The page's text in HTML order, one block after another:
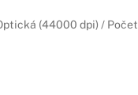
(44000 dpi) / Počet